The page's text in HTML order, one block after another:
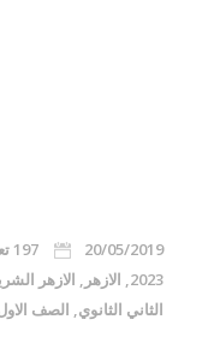
20/05/2019 197 تعليق
2023
, الازهر , الازهر
الثاني الثانوي, الصف